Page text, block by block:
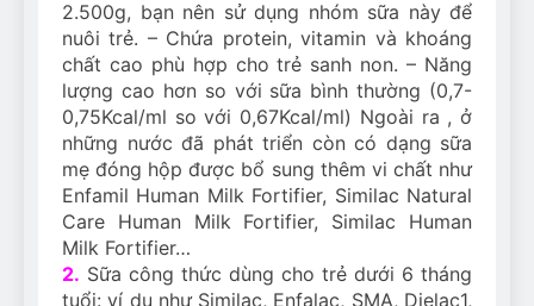
2.500g, bạn nên sử dụng nhóm sữa này để
nuôi trẻ. – Chứa protein, vitamin và khoáng
chất cao phù hợp cho trẻ sanh non. – Năng
lượng cao hơn so với sữa bình thường (0,7-
0,75Kcal/ml so với 0,67Kcal/ml) Ngoài ra , ở
những nước đã phát triển còn có dạng sữa
mẹ đóng hộp được bổ sung thêm vi chất như
Enfamil Human Milk Fortifier, Similac Natural
Care Human Milk Fortifier, Similac Human
Milk Fortifier…
2. Sữa công thức dùng cho trẻ dưới 6 tháng
tuổi: ví dụ như Similac, Enfalac, SMA, Dielac1,